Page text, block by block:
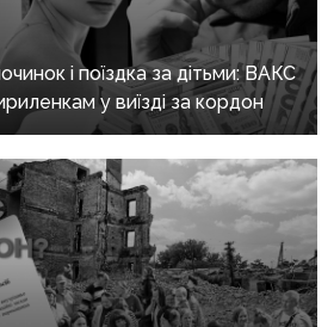
і поїздка за дітьми: ВАКС
у виїзді за кордон